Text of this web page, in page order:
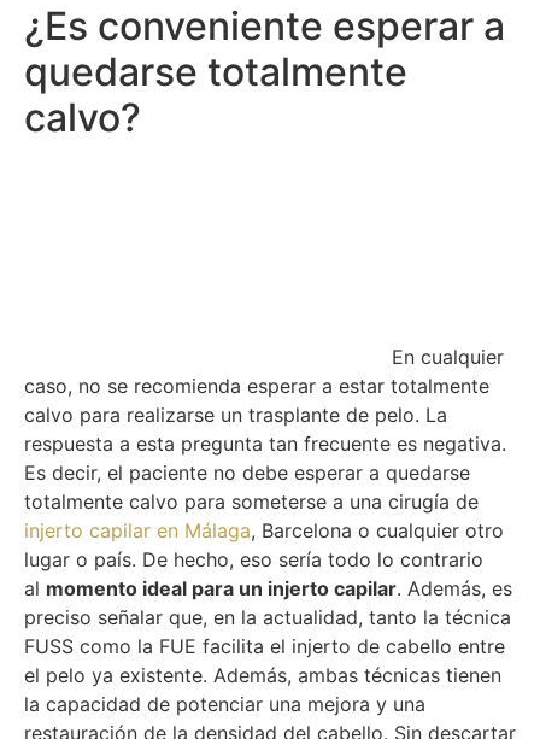
¿Es conveniente esperar a
quedarse totalmente
calvo?
En cualquier
caso, no se recomienda esperar a estar totalmente
calvo para realizarse un trasplante de pelo. La
respuesta a esta pregunta tan frecuente es negativa.
Es decir, el paciente no debe esperar a quedarse
totalmente calvo para someterse a una cirugía de
injerto capilar en Málaga, Barcelona o cualquier otro
lugar o país. De hecho, eso sería todo lo contrario
al momento ideal para un injerto capilar. Además, es
preciso señalar que, en la actualidad, tanto la técnica
FUSS como la FUE facilita el injerto de cabello entre
el pelo ya existente. Además, ambas técnicas tienen
la capacidad de potenciar una mejora y una
restauración de la densidad del cabello. Sin descartar